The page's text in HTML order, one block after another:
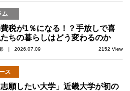
ム
税が1％になる！？手放しで喜
ちの暮らしはどう変わるのか
｜ 2026.07.09 2152 View
ス
願したい大学」近畿大学が初の